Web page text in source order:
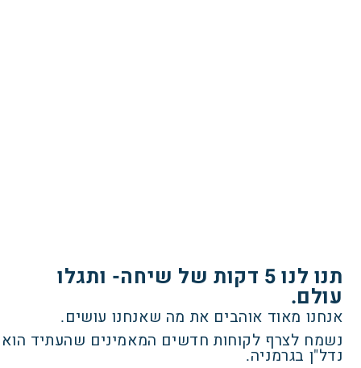
תנו לנו 5 דקות של שיחה- ותגלו
עולם.
אנחנו מאוד אוהבים את מה שאנחנו עושים.
נשמח לצרף לקוחות חדשים המאמינים שהעתיד הוא
נדל"ן בגרמניה.